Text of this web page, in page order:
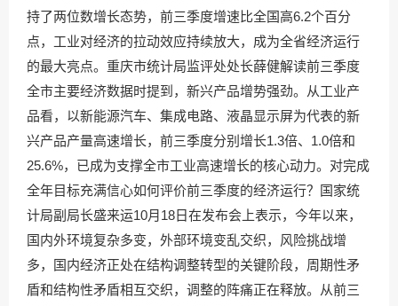
持了两位数增长态势，前三季度增速比全国高6.2个百分
点，工业对经济的拉动效应持续放大，成为全省经济运行
的最大亮点。重庆市统计局监评处处长薛健解读前三季度
全市主要经济数据时提到，新兴产品增势强劲。从工业产
品看，以新能源汽车、集成电路、液晶显示屏为代表的新
兴产品产量高速增长，前三季度分别增长1.3倍、1.0倍和
25.6%，已成为支撑全市工业高速增长的核心动力。对完成
全年目标充满信心如何评价前三季度的经济运行？国家统
计局副局长盛来运10月18日在发布会上表示，今年以来，
国内外环境复杂多变，外部环境变乱交织，风险挑战增
多，国内经济正处在结构调整转型的关键阶段，周期性矛
盾和结构性矛盾相互交织，调整的阵痛正在释放。从前三